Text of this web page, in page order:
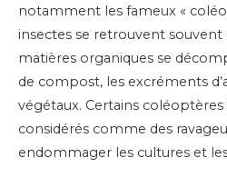
notamment les fameux «
insectes se retrouvent souvent
matières organiques se
de compost, les excréments
végétaux. Certains
considérés comme des
endommager les cultures et